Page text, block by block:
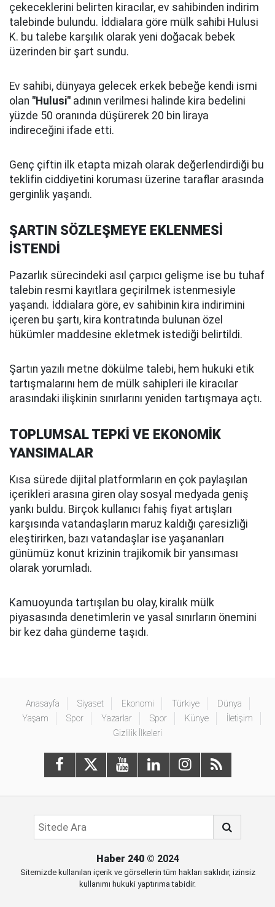
çekeceklerini belirten kiracılar, ev sahibinden indirim
talebinde bulundu. İddialara göre mülk sahibi Hulusi
K. bu talebe karşılık olarak yeni doğacak bebek
üzerinden bir şart sundu.
Ev sahibi, dünyaya gelecek erkek bebeğe kendi ismi
olan "Hulusi" adının verilmesi halinde kira bedelini
yüzde 50 oranında düşürerek 20 bin liraya
indireceğini ifade etti.
Genç çiftin ilk etapta mizah olarak değerlendirdiği bu
teklifin ciddiyetini koruması üzerine taraflar arasında
gerginlik yaşandı.
ŞARTIN SÖZLEŞMEYE EKLENMESİ
İSTENDİ
Pazarlık sürecindeki asıl çarpıcı gelişme ise bu tuhaf
talebin resmi kayıtlara geçirilmek istenmesiyle
yaşandı. İddialara göre, ev sahibinin kira indirimini
içeren bu şartı, kira kontratında bulunan özel
hükümler maddesine ekletmek istediği belirtildi.
Şartın yazılı metne dökülme talebi, hem hukuki etik
tartışmalarını hem de mülk sahipleri ile kiracılar
arasındaki ilişkinin sınırlarını yeniden tartışmaya açtı.
TOPLUMSAL TEPKİ VE EKONOMİK
YANSIMALAR
Kısa sürede dijital platformların en çok paylaşılan
içerikleri arasına giren olay sosyal medyada geniş
yankı buldu. Birçok kullanıcı fahiş fiyat artışları
karşısında vatandaşların maruz kaldığı çaresizliği
eleştirirken, bazı vatandaşlar ise yaşananları
günümüz konut krizinin trajikomik bir yansıması
olarak yorumladı.
Kamuoyunda tartışılan bu olay, kiralık mülk
piyasasında denetimlerin ve yasal sınırların önemini
bir kez daha gündeme taşıdı.
Anasayfa Siyaset Ekonomi Türkiye
Dünya
Yaşam
Spor Yazarlar Spor Künye
İletişim
Gizlilik İlkeleri
Haber 240© 2024
Sitemizde kullanılan içerik ve görsellerin tüm hakları saklıdır, izinsiz
kullanımı hukuki yaptırıma tabidir.